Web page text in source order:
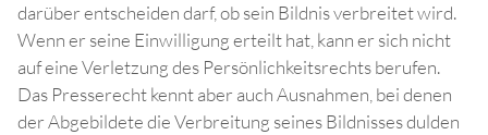
darüber entscheiden darf, ob sein Bildnis verbreitet wird.
Wenn er seine Einwilligung erteilt hat, kann er sich nicht
auf eine Verletzung des Persönlichkeitsrechts berufen.
Das Presserecht kennt aber auch Ausnahmen, bei denen
der Abgebildete die Verbreitung seines Bildnisses dulden